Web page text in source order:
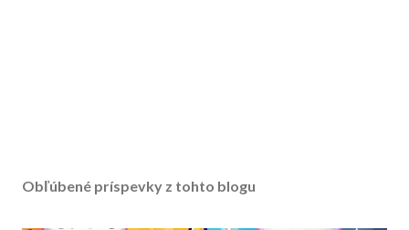
Obľúbené príspevky z tohto blogu